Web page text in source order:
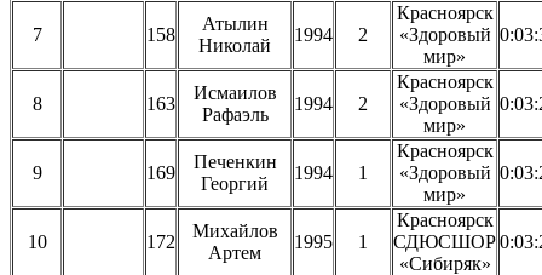
7 158
Атылин
Николай
1994 2
Красноярск
«Здоровый
мир»
8 163
Исмаилов
Рафаэль
1994 2
Красноярск
«Здоровый
мир»
9 169
Печенкин
Георгий
1994 1
Красноярск
«Здоровый
мир»
10 172
Михайлов
Артем
1995 1
Красноярск
СДЮСШОР
«Сибиряк»